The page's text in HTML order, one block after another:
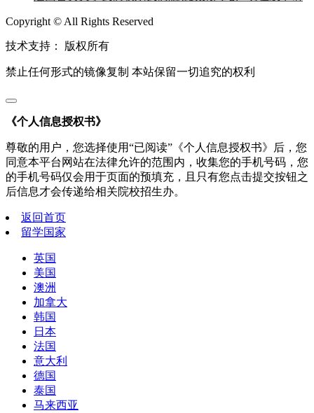
Copyright © All Rights Reserved
技术支持： 版权所有
禁止任何形式的镜像复制 本站保留一切追究的权利
《个人信息授权书》
尊敬的用户，您选择使用“已阅读”《个人信息授权书》后，您
同意本平台网站在法律允许的范围内，收集您的手机号码，您
的手机号码仅会用于页面的预填充，且只有您点击提交按钮之
后信息才会传递给相关院校招生办。
返回首页
留学国家
英国
美国
澳洲
加拿大
韩国
日本
法国
意大利
德国
泰国
马来西亚